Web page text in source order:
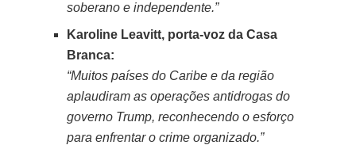
soberano e independente.”
Karoline Leavitt, porta-voz da Casa
Branca:
“Muitos países do Caribe e da região
aplaudiram as operações antidrogas do
governo Trump, reconhecendo o esforço
para enfrentar o crime organizado.”